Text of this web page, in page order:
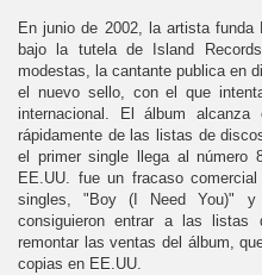
En junio de 2002, la artista
bajo la tutela de Island
modestas, la cantante publica en
el nuevo sello, con el que
internacional. El álbum
rápidamente de las listas de
el primer single llega al número
EE.UU. fue un fracaso
singles, "Boy (I Need You)" y
consiguieron entrar a las
remontar las ventas del álbum,
copias en EE.UU.